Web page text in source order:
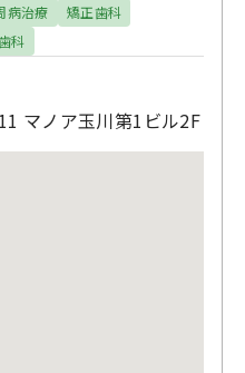
病治療
矯正歯科
科
マノア玉川第1ビル2F